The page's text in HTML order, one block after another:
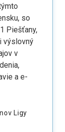
so
Piešťany,
výslovný
v
a e-
Ligy